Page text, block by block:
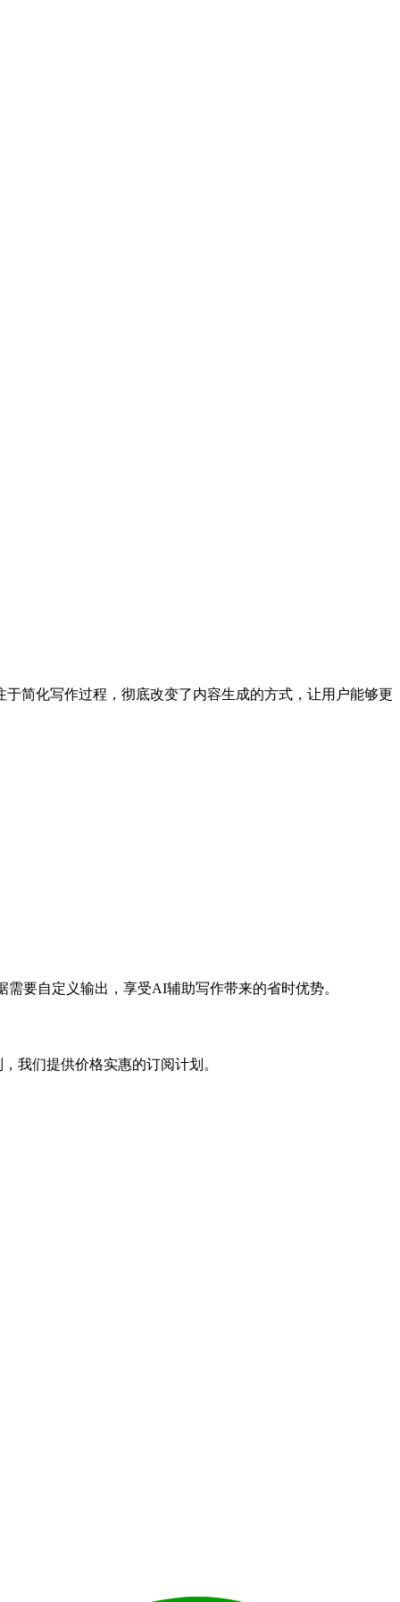
简化写作过程，彻底改变了内容生成的方式，让用户能够更
要自定义输出，享受AI辅助写作带来的省时优势。
我们提供价格实惠的订阅计划。